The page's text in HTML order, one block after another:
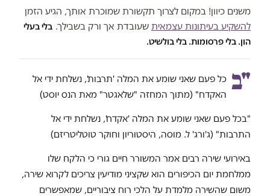
משנים כיוון! במקום לצרוך תקשורת שמוכרת אותך, הגיע הזמן
להשקיע בעיתונות עצמאית שעובדת אך ורק בשבילך. בלי בעלי
הון. בלי פרסומות. בלי בולשיט.
"ב כל פעם שאני שומע את המלה 'תרבות', נשלחת ידי אל
האקדח" (מתוך המחזה "שלאגטר" מאת הנס יוסט)
"בכל פעם שאני שומע את המלה 'אקדח', נשלחת ידי אל
התרבות" (ג'ורג' ל. מוסה, היסטוריון וחוקר טוטליטריזם)
באירועי שירה רבים אמר המשורר חיים גורי כי הלקח שלו
ממלחמת יום הכיפורים הוא שקציני מודיעין צריכים לקרוא שירה,
משום שהשירה מלמדת על הלכי רוח ציבוריים, שמאפשרים